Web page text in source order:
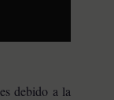
debido a la